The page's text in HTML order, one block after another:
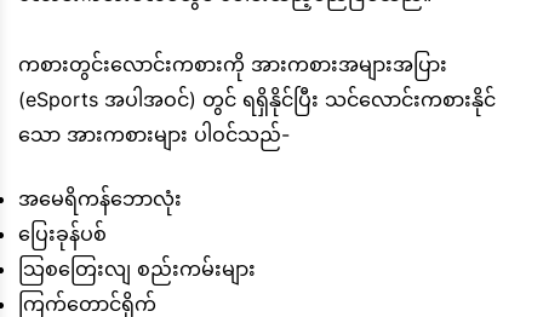
ကစားတွင်းလောင်းကစားကို အားကစားအများအပြား
(eSports အပါအဝင်) တွင် ရရှိနိုင်ပြီး သင်လောင်းကစားနိုင်
သော အားကစားများ ပါဝင်သည်-
အမေရိကန်ဘောလုံး
ပြေးခုန်ပစ်
သြစတြေးလျ စည်းကမ်းများ
ကြက်တောင်ရိုက်